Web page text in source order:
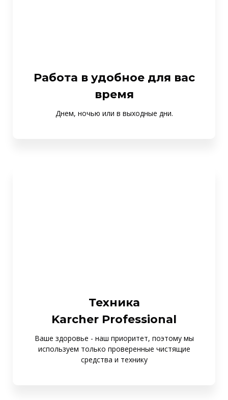
Работа в удобное для вас
время
Днем, ночью или в выходные дни.
Техника
Karcher Professional
Ваше здоровье - наш приоритет, поэтому мы
используем только проверенные чистящие
средства и технику